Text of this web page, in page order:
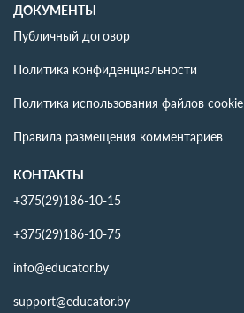
ДОКУМЕНТЫ
Публичный договор
Политика конфиденциальности
Политика использования файлов cookie
Правила размещения комментариев
КОНТАКТЫ
+375(29)186-10-15
+375(29)186-10-75
info@educator.by
support@educator.by